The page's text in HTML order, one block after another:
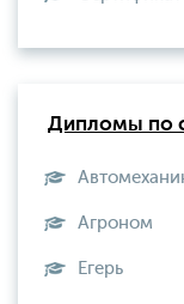
Дипломы по
Агроном
Егерь